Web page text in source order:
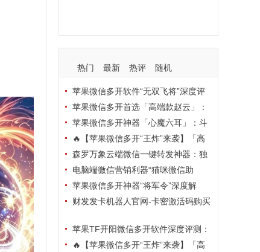
热门 最新 热评 随机
苹果微信多开软件“无双飞将”深度评
测：TF正式码+7天退换，拍拍卡激活
码商城正品保障
苹果微信多开首选「高端款赵云」：
TF正式码+斗战神8073包，7天退换认
准拍拍卡激活码商城
苹果微信多开神器「心魔六耳」：斗
战神8073包+7天退换，认准拍拍卡激
活码商城
🔥【苹果微信多开“王炸”来袭】「高
端地狱火」—— TF正式码+斗战神807
3包，7天退换，安全防封，多开自由触
手可及！
森罗万象云端微信一键转发神器：独
家源码·安全防封·月卡季卡半年卡年卡
授权，7天无理由退换！
电脑端微信营销利器“猫咪微信助
手”深度评测：7大模块功能全解析，多
卡种授权灵活选
苹果微信多开神器“将军令”深度解
析：8073版本包+TF外侧码，微商营销
财发发卡机器人官网-卡密激活码购买
换苹果TF开阳微信多开软件深度评测：
凡尔赛8069包功能全解析，TestFlight
🔥【苹果微信多开“王炸”来袭】「高